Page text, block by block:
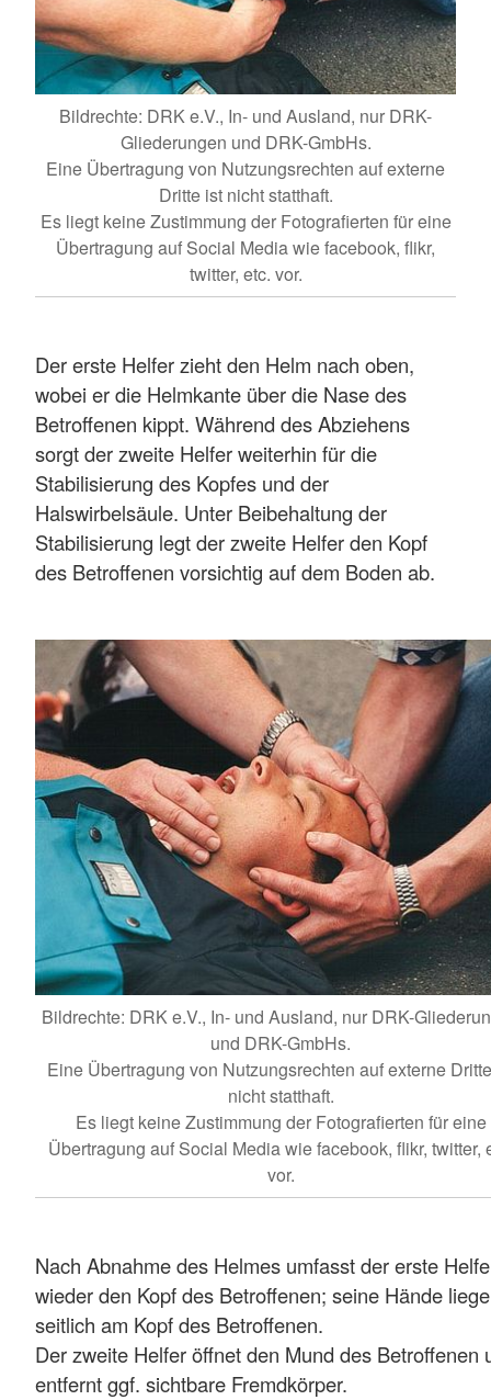
Bildrechte: DRK e.V., In- und Ausland, nur DRK-
Gliederungen und DRK-GmbHs.
Eine Übertragung von Nutzungsrechten auf externe
Dritte ist nicht statthaft.
Es liegt keine Zustimmung der Fotografierten für eine
Übertragung auf Social Media wie facebook, flikr,
twitter, etc. vor.
Der erste Helfer zieht den Helm nach oben,
wobei er die Helmkante über die Nase des
Betroffenen kippt. Während des Abziehens
sorgt der zweite Helfer weiterhin für die
Stabilisierung des Kopfes und der
Halswirbelsäule. Unter Beibehaltung der
Stabilisierung legt der zweite Helfer den Kopf
des Betroffenen vorsichtig auf dem Boden ab.
Bildrechte: DRK e.V., In- und Ausland, nur DRK-
und DRK-GmbHs.
Eine Übertragung von Nutzungsrechten auf externe
nicht statthaft.
Es liegt keine Zustimmung der Fotografierten für eine
Übertragung auf Social Media wie facebook, flikr, twitter,
vor.
Nach Abnahme des Helmes umfasst der erste
wieder den Kopf des Betroffenen; seine Hände
seitlich am Kopf des Betroffenen.
Der zweite Helfer öffnet den Mund des Betroffenen
entfernt ggf. sichtbare Fremdkörper.